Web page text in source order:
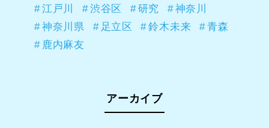
江戸川 渋谷区 研究
神奈川
神奈川県
足立区 鈴木未来
青森
鹿内麻友
アーカイブ